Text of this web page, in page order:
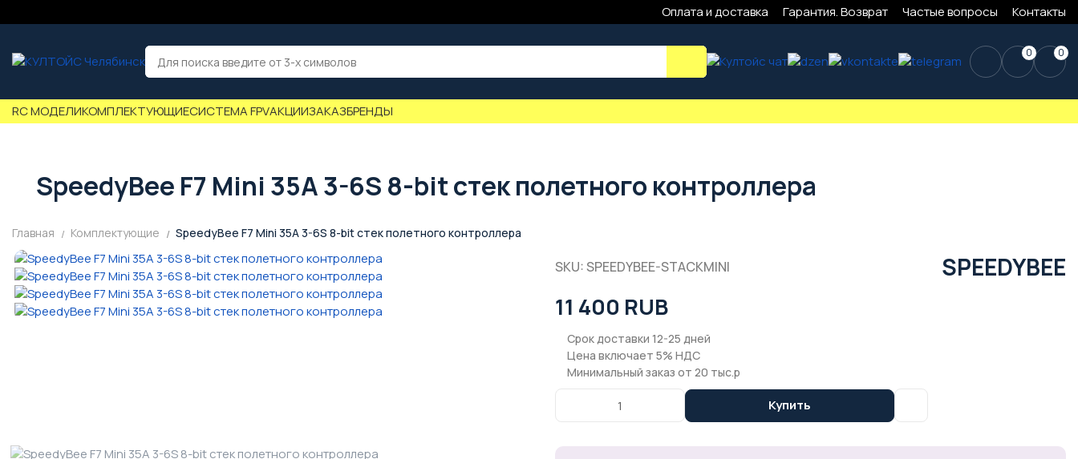
Оплата и доставка Гарантия. Возврат Частые вопросы Контакты
0 0
RC МОДЕЛИКОМПЛЕКТУЮЩИЕСИСТЕМА FPVАКЦИИЗАКАЗБРЕНДЫ
SpeedyBee F7 Mini 35A 3-6S 8-bit стек полетного контроллера
Главная Комплектующие SpeedyBee F7 Mini 35A 3-6S 8-bit стек полетного контроллера
SKU: SPEEDYBEE-STACKMINI SPEEDYBEE
11 400 RUB
Срок доставки 12-25 дней
Цена включает 5% НДС
Минимальный заказ от 20 тыс.р
Купить